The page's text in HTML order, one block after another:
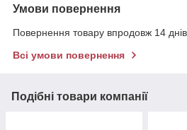
Умови повернення
Повернення товару впродовж 14
Всі умови повернення
Подібні товари компанії